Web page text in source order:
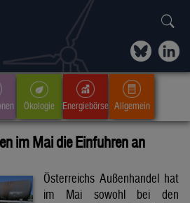
Ökologie Energiebörse Allgemein
im Mai die Einfuhren an
Österreichs Außenhandel hat
im Mai sowohl bei den